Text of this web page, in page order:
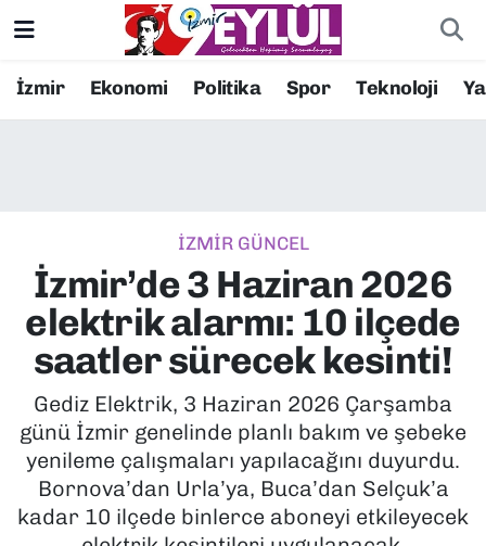
İzmir Ekonomi Politika Spor Teknoloji
İZMİR GÜNCEL
İzmir’de 3 Haziran 2026
elektrik alarmı: 10 ilçede
saatler sürecek kesinti!
Gediz Elektrik, 3 Haziran 2026 Çarşamba
günü İzmir genelinde planlı bakım ve şebeke
yenileme çalışmaları yapılacağını duyurdu.
Bornova’dan Urla’ya, Buca’dan Selçuk’a
kadar 10 ilçede binlerce aboneyi etkileyecek
Resmi İlanlar
EKONOMİ
KÜLTÜR SANAT
MAGAZİN
POLİTİKA
SAĞLIK
Konak Nöbetçi Eczaneler
Süper Lig Puan Durumu ve Fikstür
Tüm Manşetler
Son Dakika Haberleri
Haber Arşivi